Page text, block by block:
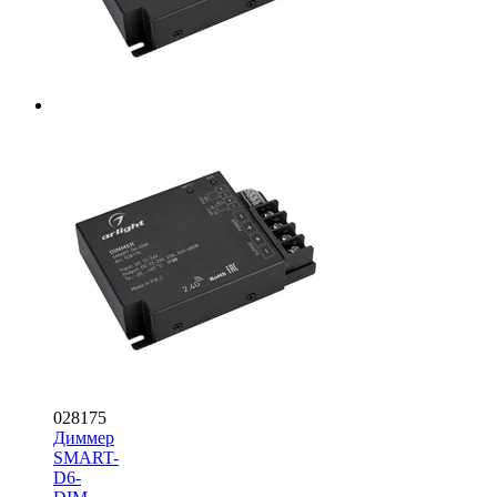
028175
Диммер
SMART-
D6-